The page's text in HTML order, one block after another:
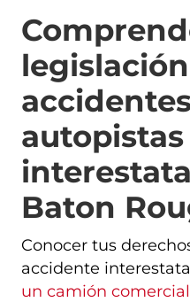
autopistas
Baton
Conocer tus
accidente
un camión comercial